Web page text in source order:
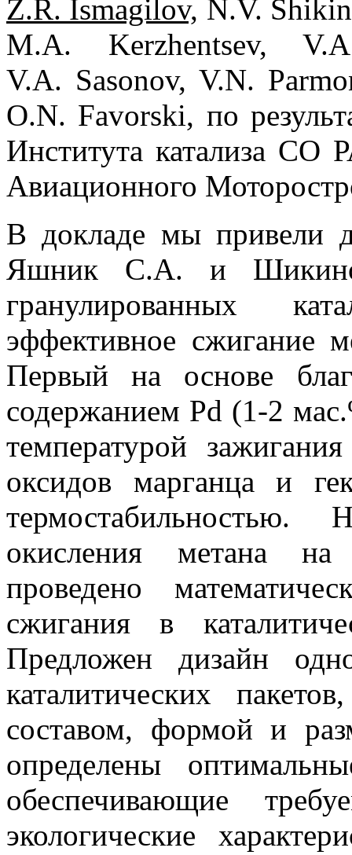
Z.R. Ismagilov, N.V.
M.A. Kerzhentsev,
V.A. Sasonov, V.N.
O.N. Favorski, по
Института катализа СО
Авиационного
В докладе мы привели
Яшник С.А. и
гранулированных
эффективное сжигание
Первый на основе
содержанием Pd (1-2
температурой
оксидов марганца и
термостабильностью.
окисления метана на
проведено
сжигания в
Предложен дизайн
каталитических
составом, формой и
определены
обеспечивающие
экологические